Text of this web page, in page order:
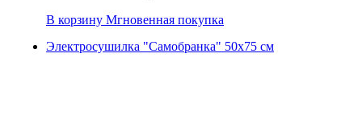
В корзину Мгновенная покупка
Электросушилка "Самобранка" 50х75 см